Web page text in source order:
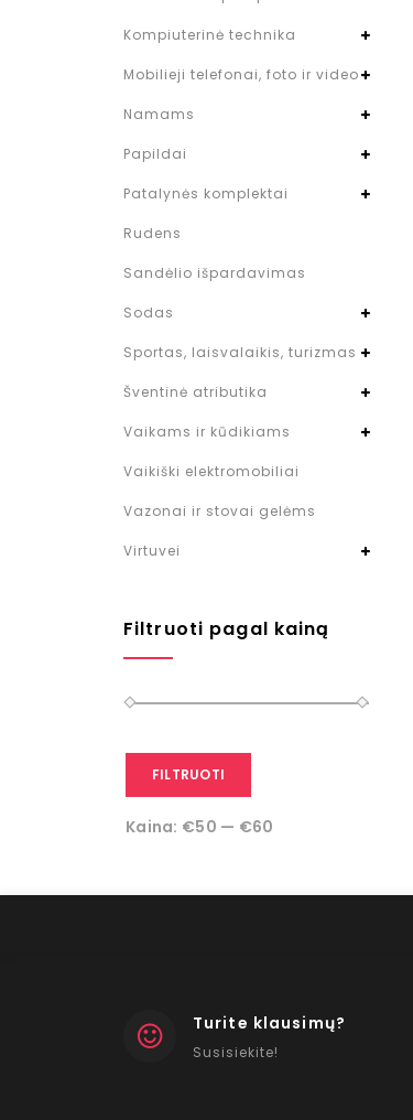
Kompiuterinė technika
Mobilieji telefonai, foto ir video
Namams
Papildai
Patalynės komplektai
Rudens
Sandėlio išpardavimas
Sodas
Sportas, laisvalaikis, turizmas
Šventinė atributika
Vaikams ir kūdikiams
Vaikiški elektromobiliai
Vazonai ir stovai gelėms
Virtuvei
Filtruoti pagal kainą
FILTRUOTI
Kaina: €50 — €60
Turite klausimų?
Susisiekite!